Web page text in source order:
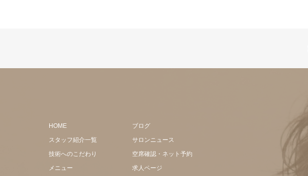
HOME
スタッフ紹介一覧
技術へのこだわり
メニュー
ブログ
サロンニュース
空席確認・ネット予約
求人ページ